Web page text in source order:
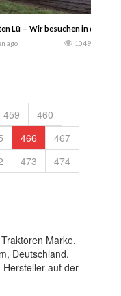
und John Deere 8R
Lü — Wir besuchen in diesem
ago 1049
459
460
466
467
473
474
Marke,
Deutschland.
auf der